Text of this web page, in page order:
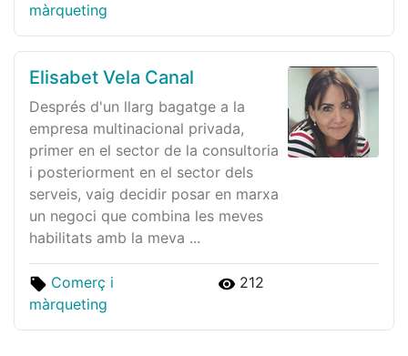
màrqueting
Elisabet Vela Canal
Després d'un llarg bagatge a la
empresa multinacional privada,
primer en el sector de la consultoria
i posteriorment en el sector dels
serveis, vaig decidir posar en marxa
un negoci que combina les meves
habilitats amb la meva ...
Comerç i
màrqueting
212